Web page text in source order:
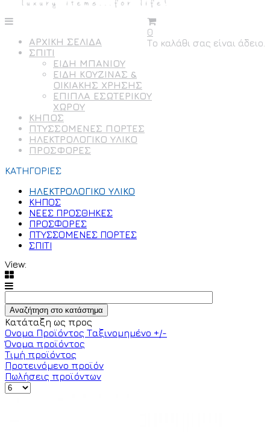
0
Το καλάθι σας είναι άδειο.
ΑΡΧΙΚΗ ΣΕΛΙΔΑ
ΣΠΙΤΙ
ΕΙΔΗ ΜΠΑΝΙΟΥ
ΕΙΔΗ ΚΟΥΖΙΝΑΣ &
ΟΙΚΙΑΚΗΣ ΧΡΗΣΗΣ
ΕΠΙΠΛΑ ΕΣΩΤΕΡΙΚΟΥ
ΧΩΡΟΥ
ΚΗΠΟΣ
ΠΤΥΣΣΟΜΕΝΕΣ ΠΟΡΤΕΣ
ΗΛΕΚΤΡΟΛΟΓΙΚΟ ΥΛΙΚΟ
ΠΡΟΣΦΟΡΕΣ
ΚΑΤΗΓΟΡΙΕΣ
ΗΛΕΚΤΡΟΛΟΓΙΚΟ ΥΛΙΚΟ
ΚΗΠΟΣ
ΝΕΕΣ ΠΡΟΣΘΗΚΕΣ
ΠΡΟΣΦΟΡΕΣ
ΠΤΥΣΣΟΜΕΝΕΣ ΠΟΡΤΕΣ
ΣΠΙΤΙ
View:
Κατάταξη ως προς
Ονομα Προϊόντος Ταξινομημένο +/-
Όνομα προϊόντος
Τιμή προϊόντος
Προτεινόμενο προϊόν
Πωλήσεις προϊόντων